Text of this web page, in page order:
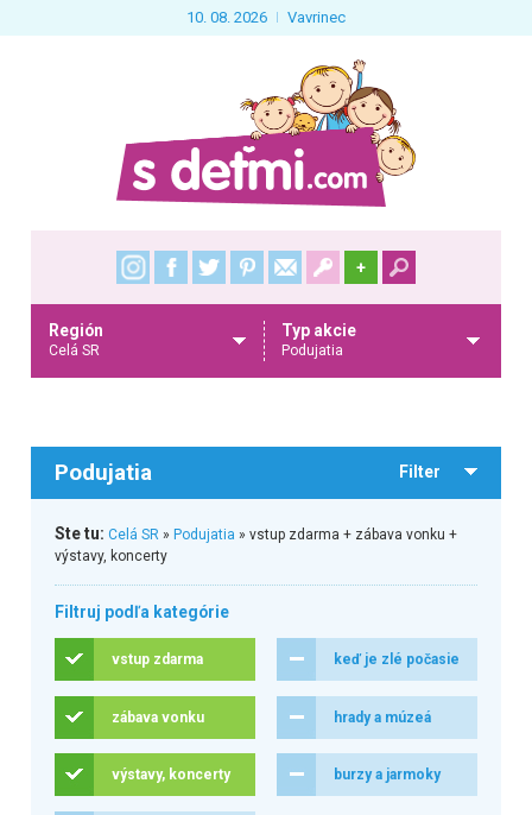
10. 08. 2026 Vavrinec
+
Región
Celá SR
Typ akcie
Podujatia
Podujatia Filter
Ste tu: Celá SR» Podujatia » vstup zdarma + zábava vonku +
výstavy, koncerty
Filtruj podľa kategórie
vstup zdarma keď je zlé počasie
zábava vonku hrady a múzeá
výstavy, koncerty burzy a jarmoky